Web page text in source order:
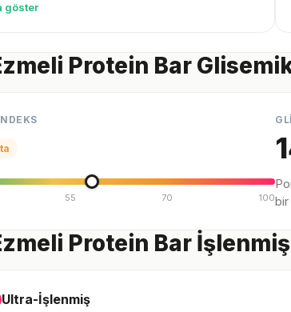
göster
Protein Bar
55 70 100
Protein Bar
Ultra-İşlenmiş